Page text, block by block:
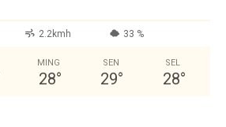
2.2kmh 33 %
MING
28°
SEN
29°
SEL
28°